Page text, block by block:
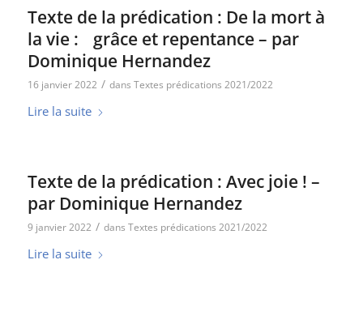
Texte de la prédication : De la mort à
la vie : grâce et repentance – par
Dominique Hernandez
16 janvier 2022 / dans Textes prédications 2021/2022
Lire la suite
Texte de la prédication : Avec joie ! –
par Dominique Hernandez
9 janvier 2022 / dans Textes prédications 2021/2022
Lire la suite